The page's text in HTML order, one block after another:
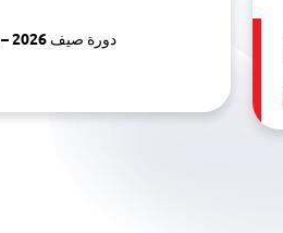
برنامج InnovEgypt – دورة صيف 2026